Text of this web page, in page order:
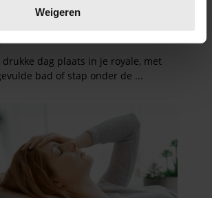
voorkeuren in het
om content en advertenties te
te analyseren. Ook delen we
gebruik van onze site met onze
media, adverteren en analyse. Deze
gegevens combineren met andere
ze heeft verstrekt of die ze hebben
van uw gebruik van hun services. U
Weigeren